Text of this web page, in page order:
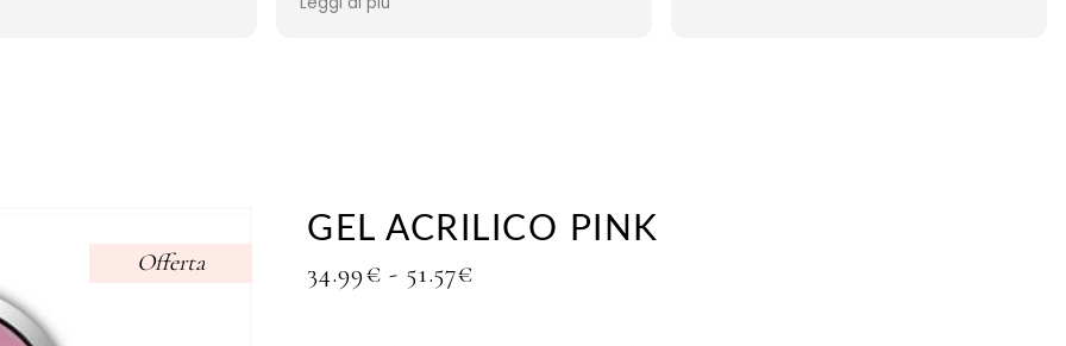
Offerta
GEL ACRILICO PINK
34.99€ - 51.57€